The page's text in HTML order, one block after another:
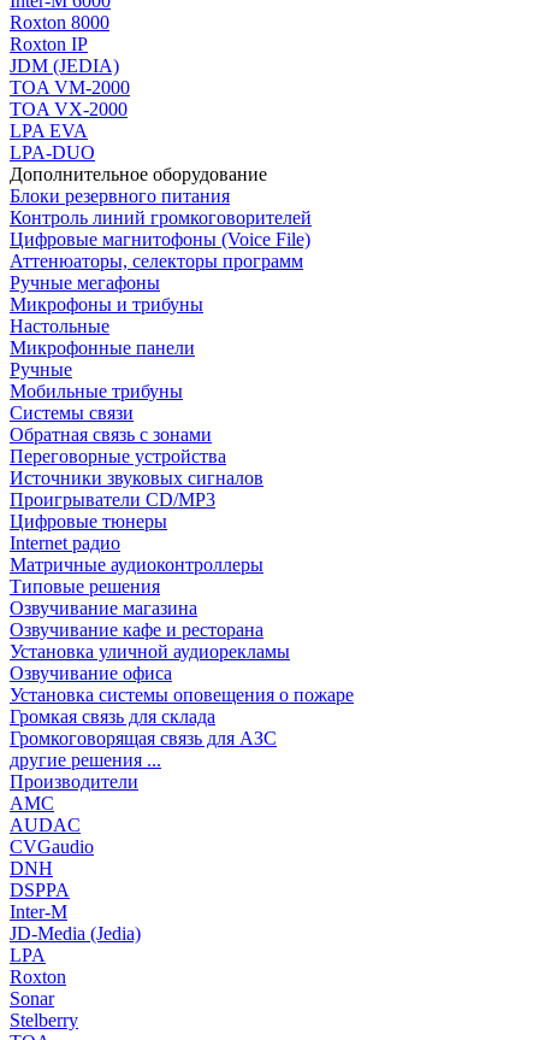
Roxton 8000
Roxton IP
JDM (JEDIA)
TOA VM-2000
TOA VX-2000
LPA EVA
LPA-DUO
Дополнительное оборудование
Блоки резервного питания
Контроль линий громкоговорителей
Цифровые магнитофоны (Voice File)
Аттенюаторы, селекторы программ
Ручные мегафоны
Микрофоны и трибуны
Настольные
Микрофонные панели
Ручные
Мобильные трибуны
Системы связи
Обратная связь с зонами
Переговорные устройства
Источники звуковых сигналов
Проигрыватели CD/MP3
Цифровые тюнеры
Internet радио
Матричные аудиоконтроллеры
Типовые решения
Озвучивание магазина
Озвучивание кафе и ресторана
Установка уличной аудиорекламы
Озвучивание офиса
Установка системы оповещения о пожаре
Громкая связь для склада
Громкоговорящая связь для АЗС
другие решения ...
Производители
AMC
AUDAC
CVGaudio
DNH
DSPPA
Inter-M
JD-Media (Jedia)
LPA
Roxton
Sonar
Stelberry